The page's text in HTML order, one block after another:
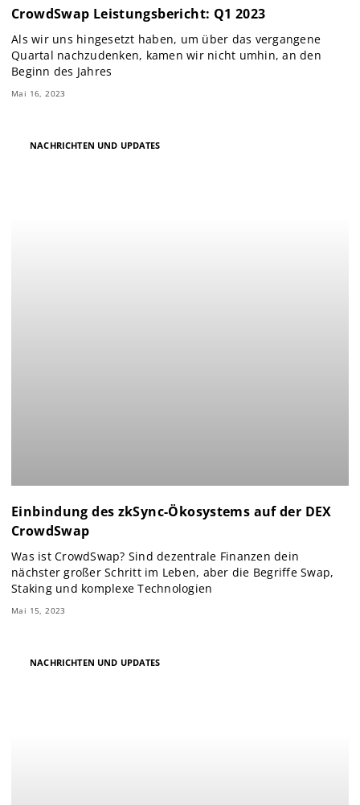
CrowdSwap Leistungsbericht: Q1 2023
Als wir uns hingesetzt haben, um über das vergangene
Quartal nachzudenken, kamen wir nicht umhin, an den
Beginn des Jahres
Mai 16, 2023
NACHRICHTEN UND UPDATES
Einbindung des zkSync-Ökosystems auf der DEX
CrowdSwap
Was ist CrowdSwap? Sind dezentrale Finanzen dein
nächster großer Schritt im Leben, aber die Begriffe Swap,
Staking und komplexe Technologien
Mai 15, 2023
NACHRICHTEN UND UPDATES